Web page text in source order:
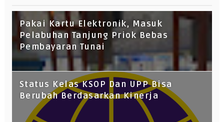
Pakai Kartu Elektronik, Masuk
Pelabuhan Tanjung Priok Bebas
Pembayaran Tunai
Status Kelas KSOP Dan UPP Bisa
Berubah Berdasarkan Kinerja